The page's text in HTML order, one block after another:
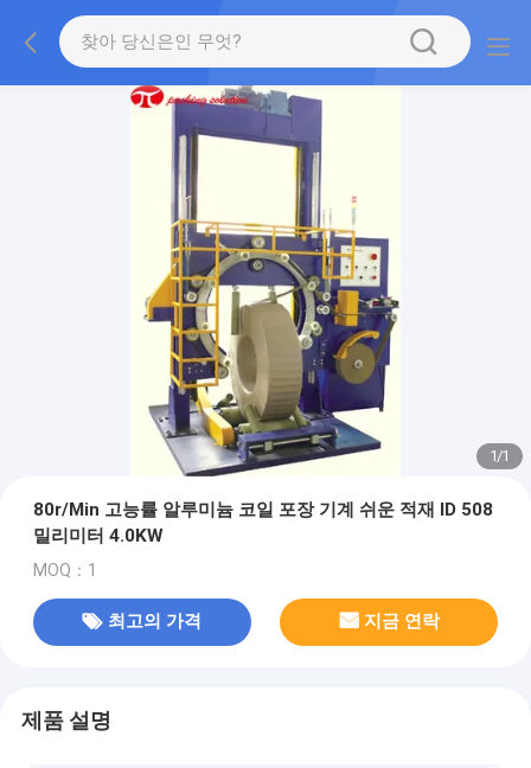
1/1
80r/Min 고능률 알루미늄 코일 포장 기계 쉬운 적재 ID 508
밀리미터 4.0KW
MOQ：1
최고의 가격 지금 연락
제품 설명